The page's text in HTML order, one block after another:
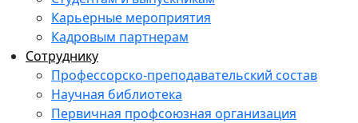
Карьерные мероприятия
Кадровым партнерам
Сотруднику
Профессорско-преподавательский состав
Научная библиотека
Первичная профсоюзная организация